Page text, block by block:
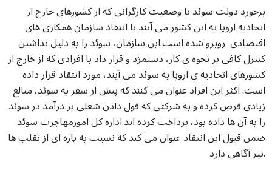
برخورد دولت سوئد با وضعیت کارگرانی که از کشورهای خارج از
اتحادیه اروپا به این کشور می آیند با انتقاد سازمان همکاری های
اقتصادی روبرو شده است.این سازمان، سوئد را به دلیل نداشتن
کنترل کافی بر نحوه ی کار، دستمزد و قرار داد با افرادی که از خارج از
کشورهای اتحادیه ی اروپا به سوئد می آیند، مورد انتقاد قرار داده
است. اکثر این افراد عنوان می کنند که پیش از سفر به سوئد، مبالغ
زیادی قرض کرده و به شرکتی که قول دادن شغلی پر درآمد در سوئد
را به آن ها داده بود، پرداخت کرده اند.اداره کل امورمهاجرت سوئد
ضمن قبول این انتقاد عنوان می کند که نسبت به پاره ای از تقلب ها
نیز آگاهی دارد.